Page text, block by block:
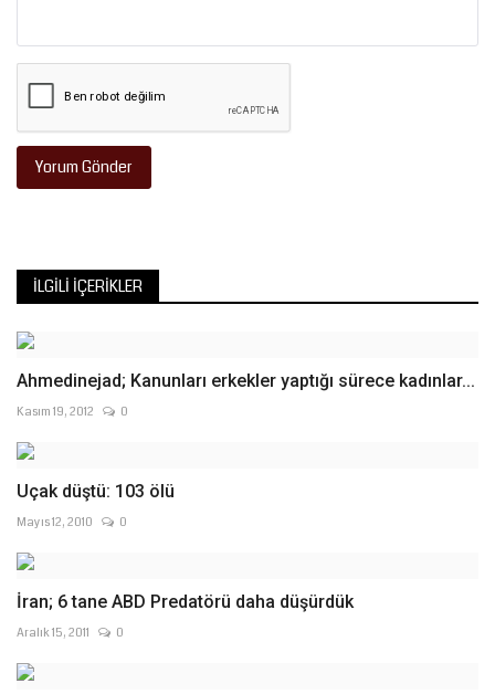
Yorum Gönder
İLGILI İÇERIKLER
Ahmedinejad; Kanunları erkekler yaptığı sürece kadınlar...
Kasım 19, 2012 0
Uçak düştü: 103 ölü
Mayıs 12, 2010 0
İran; 6 tane ABD Predatörü daha düşürdük
Aralık 15, 2011 0